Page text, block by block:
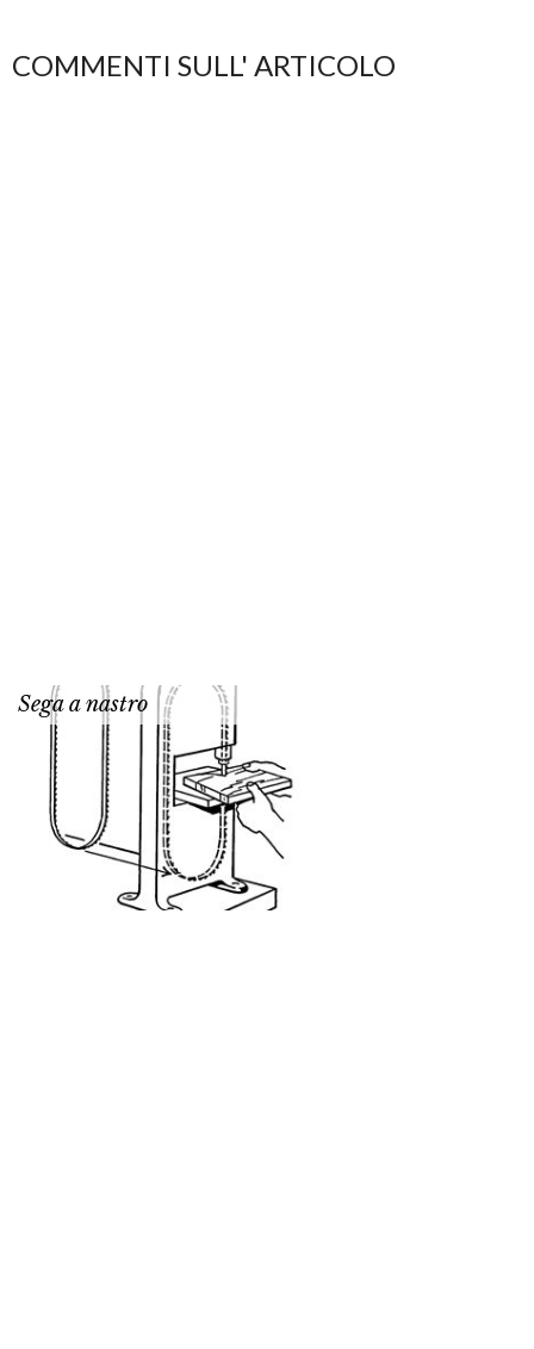
COMMENTI SULL' ARTICOLO
Sega a nastro